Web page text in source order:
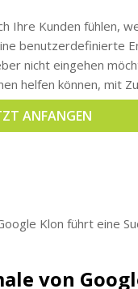
Ihre Kunden fühlen,
benutzerdefinierte
nicht eingehen
helfen können, mit
ANFANGEN
Klon führt eine
von